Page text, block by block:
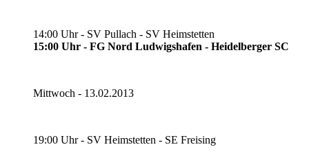
14:00 Uhr - SV Pullach - SV Heimstetten
15:00 Uhr - FG Nord Ludwigshafen - Heidelberger SC
Mittwoch - 13.02.2013
19:00 Uhr - SV Heimstetten - SE Freising